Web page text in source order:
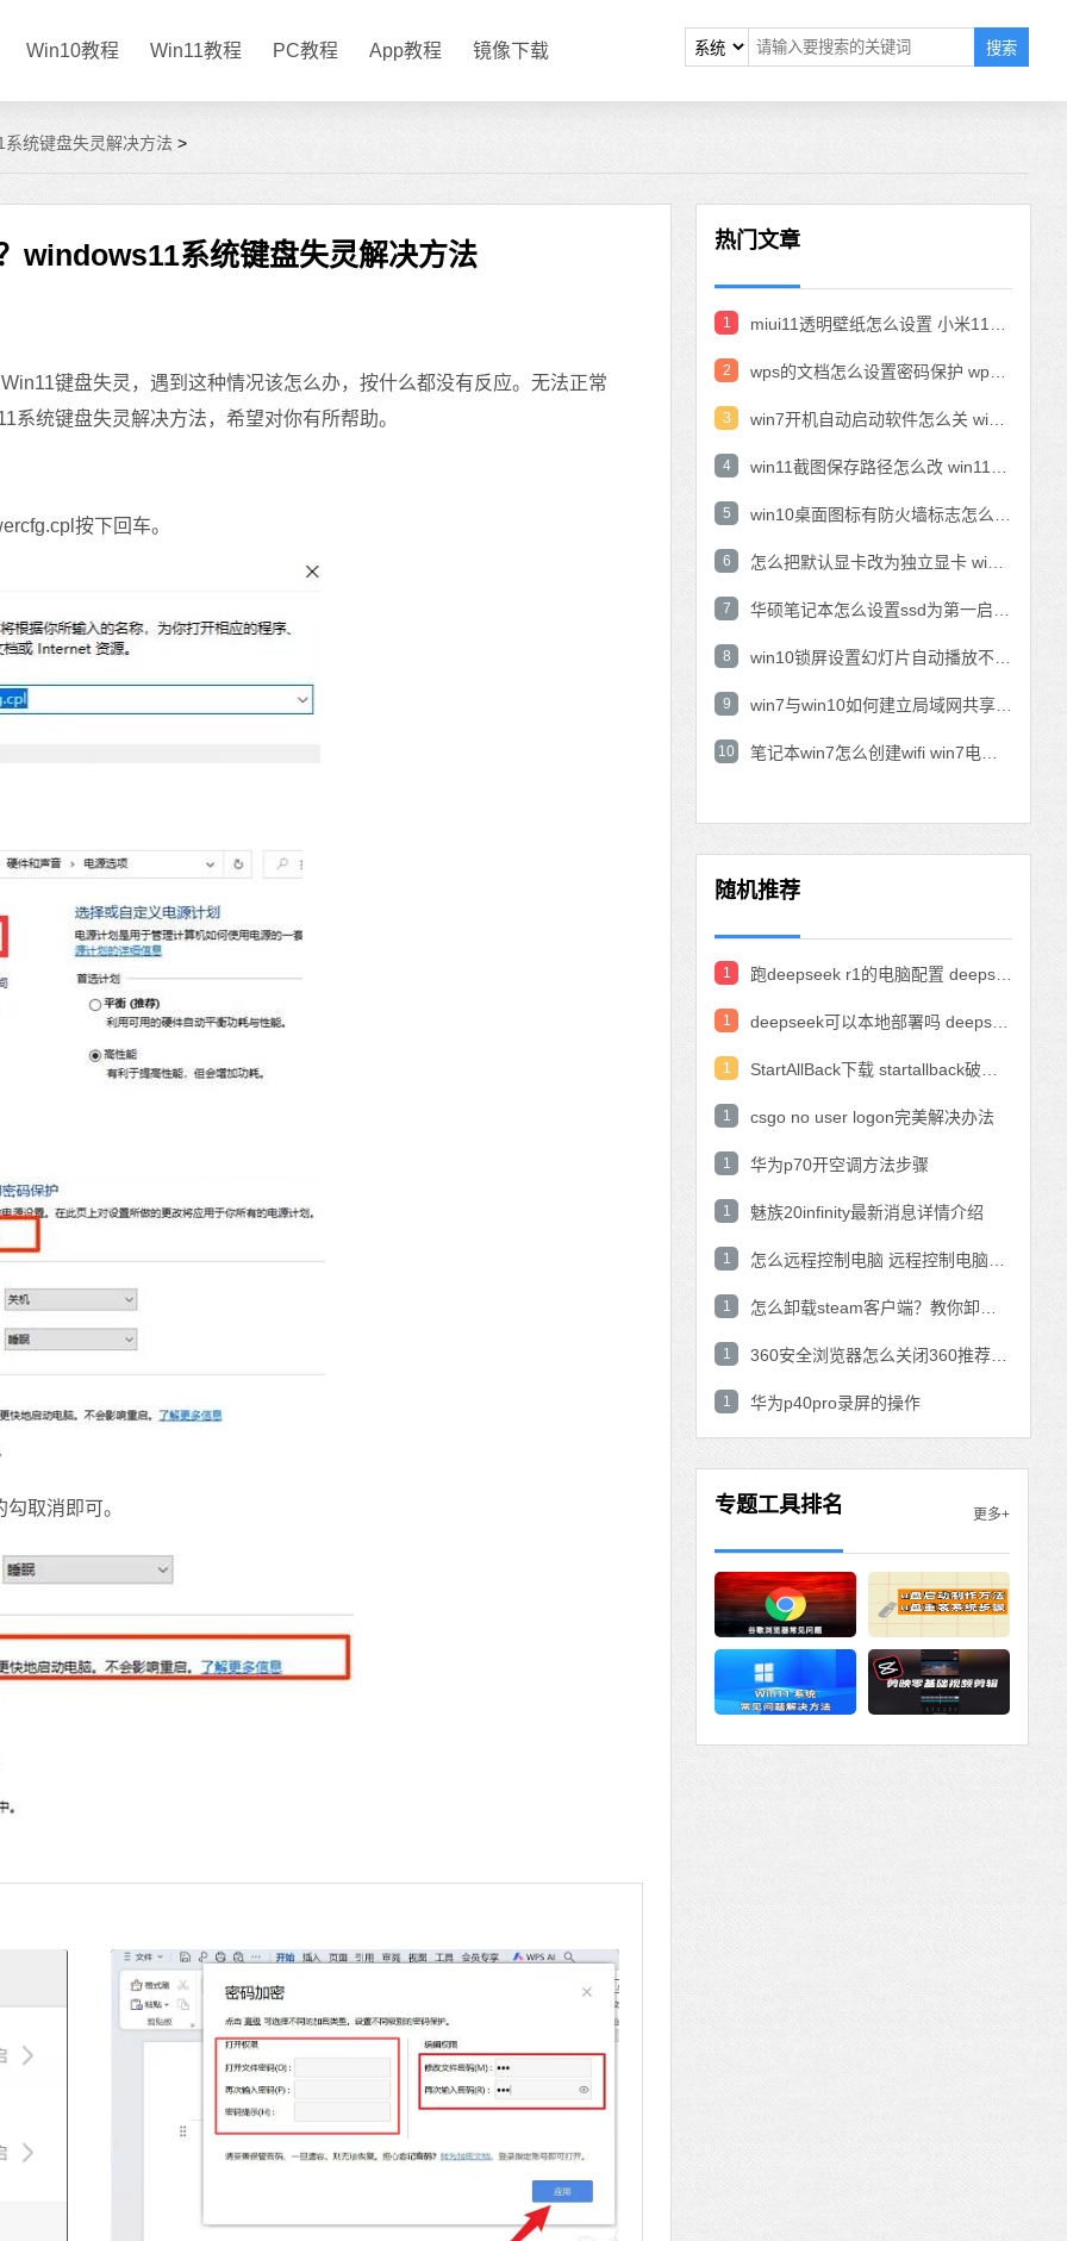
Win10教程 Win11教程 PC教程 App教程 镜像下载 搜索
统键盘失灵解决方法 >
windows11系统键盘失灵解决方法
键盘失灵，遇到这种情况该怎么办，按什么都没有反应。无法正常
统键盘失灵解决方法，希望对你有所帮助。
按下回车。
取消即可。
热门文章
1
2
3
4
5
6
7
8
9
10
随机推荐
1
1
1
1 csgo no user logon完美解决办法
1 华为p70开空调方法步骤
1 魅族20infinity最新消息详情介绍
1
1
1
1 华为p40pro录屏的操作
专题工具排名 更多+